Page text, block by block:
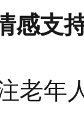
感支
老年